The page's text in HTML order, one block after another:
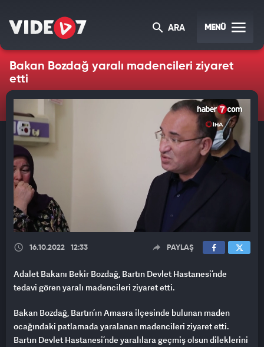
ARA MENÜ
Bakan Bozdağ yaralı madencileri ziyaret
etti
16.10.2022 12:33 PAYLAŞ
Adalet Bakanı Bekir Bozdağ, Bartın Devlet Hastanesi’nde
tedavi gören yaralı madencileri ziyaret etti.
Bakan Bozdağ, Bartın’ın Amasra ilçesinde bulunan maden
ocağındaki patlamada yaralanan madencileri ziyaret etti.
Bartın Devlet Hastanesi’nde yaralılara geçmiş olsun dileklerini